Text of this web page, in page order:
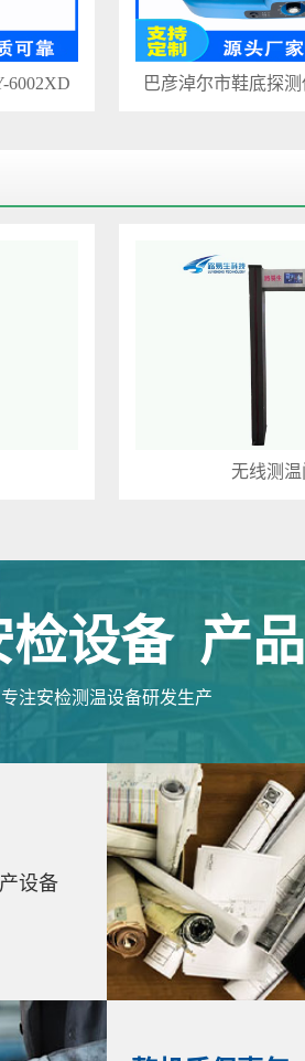
6002XD 巴彦淖尔市鞋底探
无线测温
检设备 产
专注安检测温设备研发生产
设备